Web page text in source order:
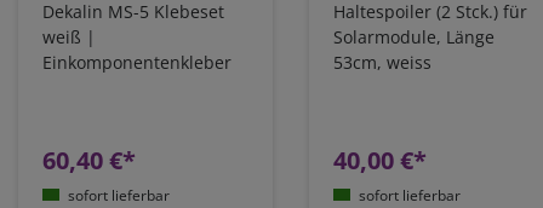
Dekalin MS-5 Klebeset
weiß |
Einkomponentenkleber
60,40 €*
sofort lieferbar
Haltespoiler (2 Stck.) für
Solarmodule, Länge
53cm, weiss
40,00 €*
sofort lieferbar